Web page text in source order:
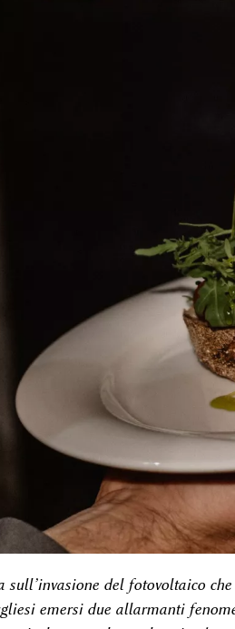
sull’invasione del fotovoltaico
emersi due allarmanti